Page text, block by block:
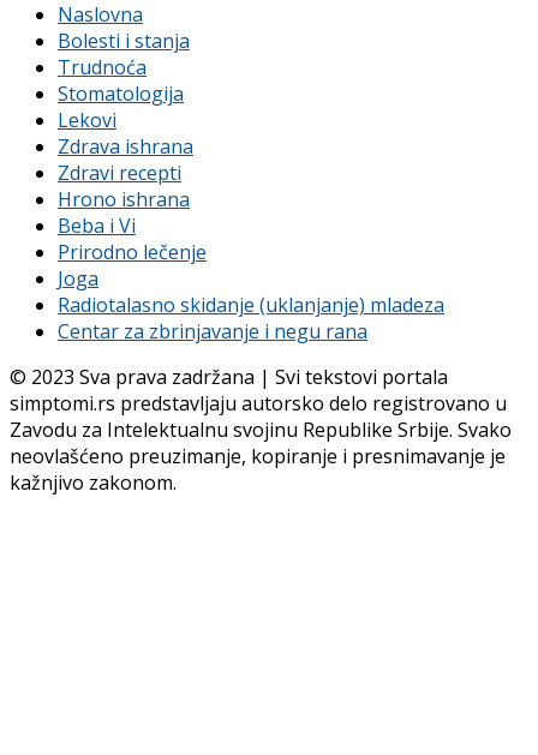
Naslovna
Bolesti i stanja
Trudnoća
Stomatologija
Lekovi
Zdrava ishrana
Zdravi recepti
Hrono ishrana
Beba i Vi
Prirodno lečenje
Joga
Radiotalasno skidanje (uklanjanje) mladeza
Centar za zbrinjavanje i negu rana
© 2023 Sva prava zadržana | Svi tekstovi portala
simptomi.rs predstavljaju autorsko delo registrovano u
Zavodu za Intelektualnu svojinu Republike Srbije. Svako
neovlašćeno preuzimanje, kopiranje i presnimavanje je
kažnjivo zakonom.